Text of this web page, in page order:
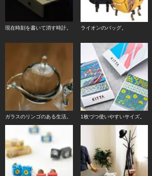
現在時刻を書いて消す時計。 ライオンのバッグ。
ガラスのリンゴのある生活。 1枚づつ使いやすいサイズ。